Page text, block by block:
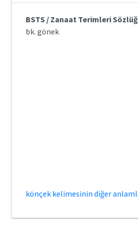
BSTS / Zanaat Terimleri
bk. gönek
könçek kelimesinin diğer